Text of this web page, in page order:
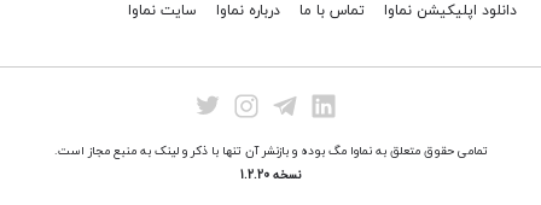
دانلود اپلیکیشن نماوا تماس با ما درباره نماوا سایت نماوا
تمامی حقوق متعلق به نماوا مگ بوده و بازنشر آن تنها با ذکر و لینک به منبع مجاز است.
نسخه 1.2.20